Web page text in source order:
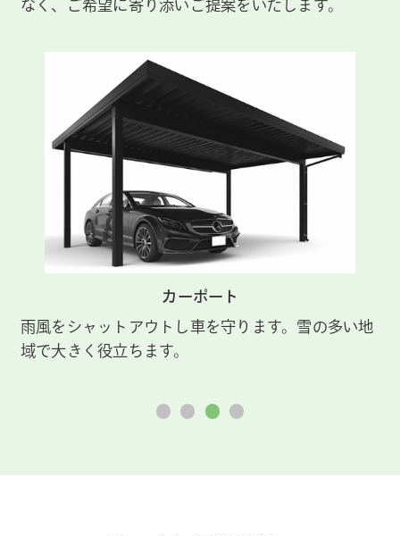
なく、ご希望に寄り添いご提案をいたします。
カーポート
雨風をシャットアウトし車を守ります。雪の多い地
域で大きく役立ちます。